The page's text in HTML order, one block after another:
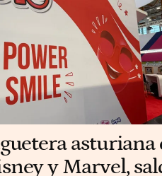
asturiana
y Marvel,